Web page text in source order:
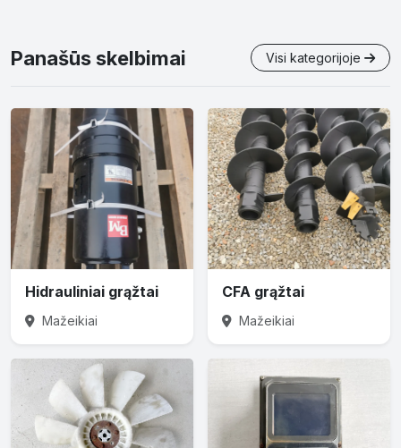
Panašūs skelbimai Visi kategorijoje
Hidrauliniai grąžtai
Mažeikiai
CFA grąžtai
Mažeikiai